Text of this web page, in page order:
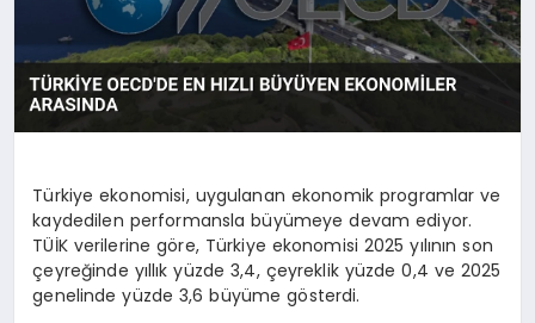
YAŞAM
Türkiye ekonomisi, uygulanan ekonomik programlar ve
kaydedilen performansla büyümeye devam ediyor.
TÜİK verilerine göre, Türkiye ekonomisi 2025 yılının son
çeyreğinde yıllık yüzde 3,4, çeyreklik yüzde 0,4 ve 2025
genelinde yüzde 3,6 büyüme gösterdi.